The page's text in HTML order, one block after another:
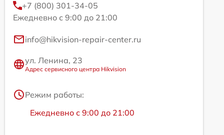
+7 (800) 301-34-05
Ежедневно с 9:00 до 21:00
info@hikvision-repair-center.ru
ул. Ленина, 23
Адрес сервисного центра Hikvision
Режим работы:
Ежедневно с 9:00 до 21:00